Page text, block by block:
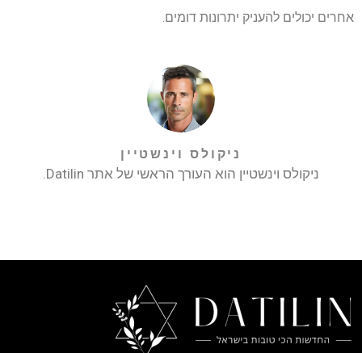
אחרים יכולים להעניק יתרונות דומים.
ניקולס וינשטיין
ניקולס וינשטיין הוא העורך הראשי של אתר Datilin.